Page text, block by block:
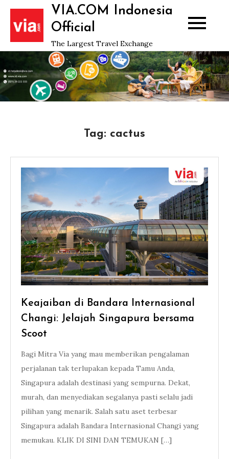
Skip
content
VIA.COM Indonesia
Official
The Largest Travel Exchange
Tag: cactus
Keajaiban di Bandara Internasional
Changi: Jelajah Singapura bersama
Scoot
Bagi Mitra Via yang mau memberikan pengalaman
perjalanan tak terlupakan kepada Tamu Anda,
Singapura adalah destinasi yang sempurna. Dekat,
murah, dan menyediakan segalanya pasti selalu jadi
pilihan yang menarik. Salah satu aset terbesar
Singapura adalah Bandara Internasional Changi yang
memukau. KLIK DI SINI DAN TEMUKAN […]